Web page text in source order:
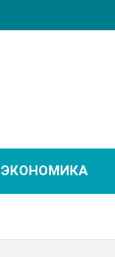
ЭКОНОМИКА